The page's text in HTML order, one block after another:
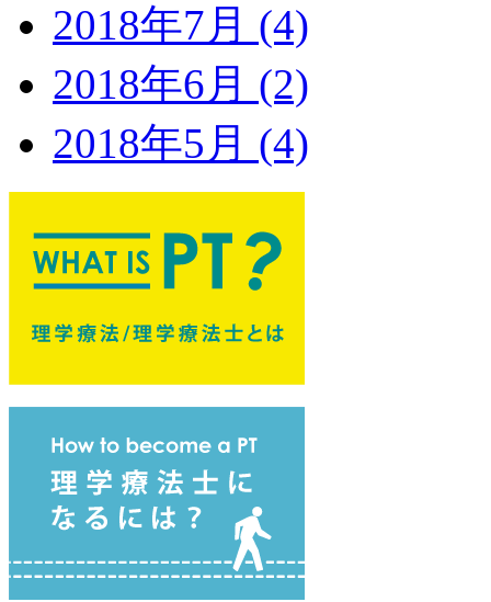
2018年7月 (4)
2018年6月 (2)
2018年5月 (4)